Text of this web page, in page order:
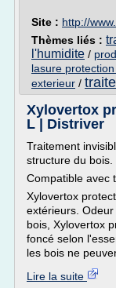
Site : http://
Thèmes liés :
l'humidite /
lasure
exterieur /
Xylovertox
L | Distriver
Traitement
structure du bois.
Compatible avec
Xylovertox
extérieurs.
bois, Xylovertox
foncé selon
les bois ne
Lire la suite